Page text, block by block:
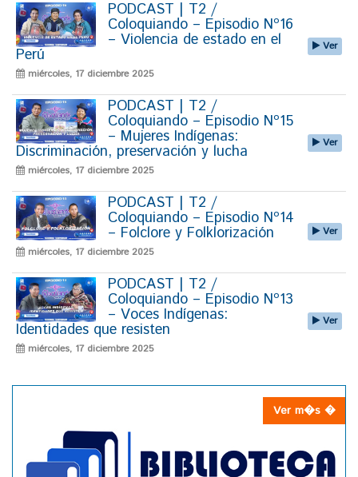
PODCAST | T2 /
Coloquiando – Episodio Nº16
– Violencia de estado en el
Perú
miércoles, 17 diciembre 2025
Ver
PODCAST | T2 /
Coloquiando – Episodio Nº15
– Mujeres Indígenas:
Discriminación, preservación y lucha
miércoles, 17 diciembre 2025
Ver
PODCAST | T2 /
Coloquiando – Episodio Nº14
– Folclore y Folklorización
miércoles, 17 diciembre 2025
Ver
PODCAST | T2 /
Coloquiando – Episodio Nº13
– Voces Indígenas:
Identidades que resisten
miércoles, 17 diciembre 2025
Ver
Ver m�s �